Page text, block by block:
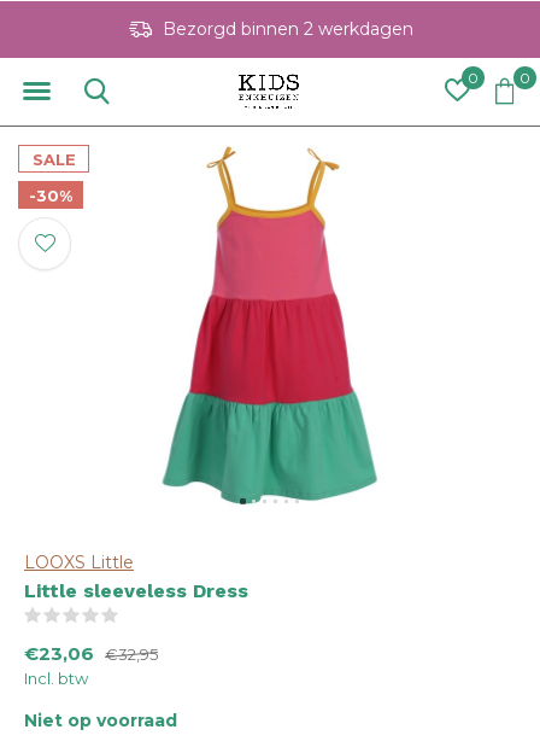
0 0
Bezorgd binnen 2 werkdagen
SALE
-30%
LOOXS Little
Little sleeveless Dress
€23,06
€32,95
Incl. btw
Niet op voorraad